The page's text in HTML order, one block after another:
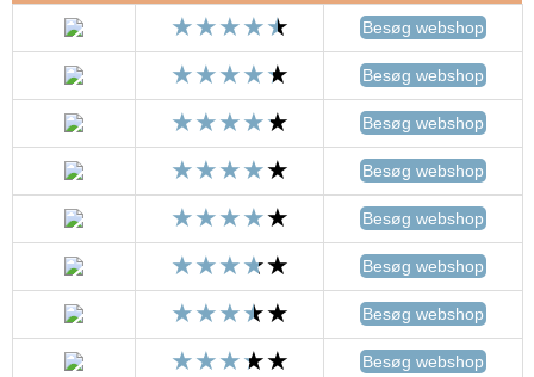
Besøg webshop
Besøg webshop
Besøg webshop
Besøg webshop
Besøg webshop
Besøg webshop
Besøg webshop
Besøg webshop